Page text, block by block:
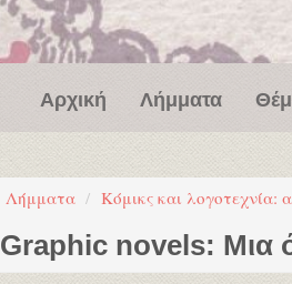
Αρχική Λήμματα
Λήμματα Κόμικς και λογοτεχνία:
Graphic novels: Μια